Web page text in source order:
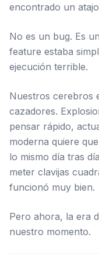
encontrado un
No es un bug. Es
feature estaba
ejecución terrible.
Nuestros cerebros
cazadores.
pensar rápido,
moderna quiere
lo mismo día tras
meter clavijas
funcionó muy bien.
Pero ahora, la era
nuestro momento.